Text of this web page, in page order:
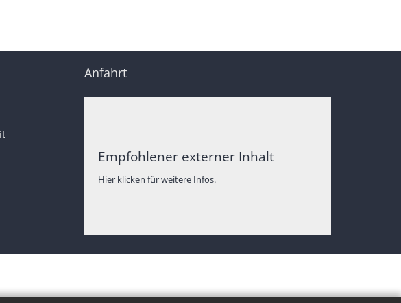
Anfahrt
Empfohlener externer Inhalt
Hier klicken für weitere Infos.